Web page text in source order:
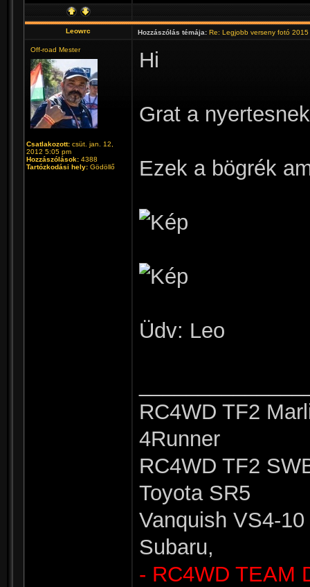
Leowrc Hozzászólás témája: Re: Legjobb verseny fotó 2015
Off-road Mester
Csatlakozott: csüt. jan. 12,
2012 5:05 pm
Hozzászólások: 4388
Tartózkodási hely: Gödöllő
Hi
Grat a
Ezek a bögrék
Üdv: Leo
RC4WD TF2
4Runner
RC4WD TF2
Toyota SR5
Vanquish VS4-
Subaru,
- RC4WD TEAM